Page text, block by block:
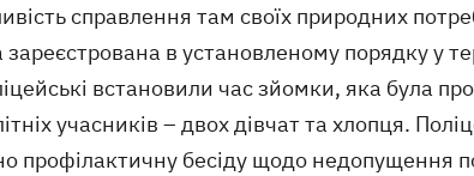
справлення там своїх природних
в установленому порядку у
встановили час зйомки, яка була
учасників – двох дівчат та хлопця.
профілактичну бесіду щодо недопущення